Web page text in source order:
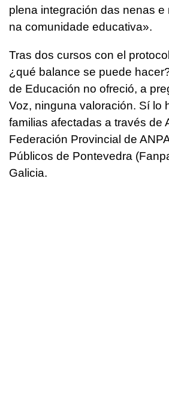
plena integración das nenas e
na comunidade educativa».
Tras dos cursos con el
¿qué balance se puede
de Educación no ofreció, a
Voz, ninguna valoración. Sí lo
familias afectadas a través de
Federación Provincial de
Públicos de Pontevedra
Galicia.